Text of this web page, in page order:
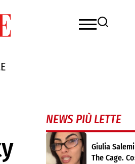
NEWS PIÙ LETTE
Giulia
The Cage.